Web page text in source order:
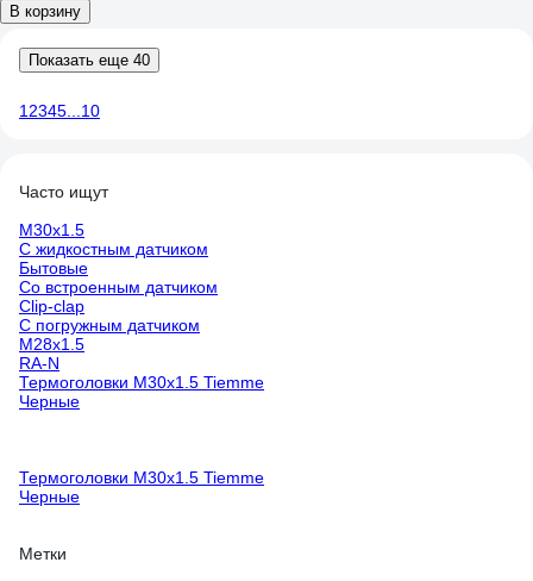
В корзину
Показать еще 40
1 2345 10
Часто ищут
М30х1.5
С жидкостным датчиком
Бытовые
Со встроенным датчиком
Clip-clap
С погружным датчиком
М28х1.5
RA-N
Термоголовки М30х1.5 Tiemme
Черные
Термоголовки М30х1.5 Tiemme
Черные
Метки